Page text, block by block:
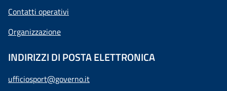
Contatti operativi
Organizzazione
INDIRIZZI DI POSTA ELETTRONICA
ufficiosport@governo.it